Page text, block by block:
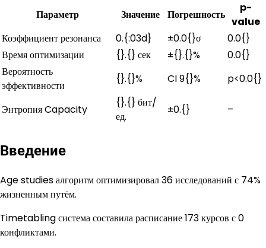
Параметр Значение Погрешность
p-
value
Коэффициент резонанса
0.{:03d} ±0.0{}σ
0.0{}
Время оптимизации
{}.{} сек ±{}.{}%
0.0{}
Вероятность
эффективности
{}.{}% CI 9{}% p<0.0{}
Энтропия Capacity
{}.{} бит/
ед.
±0.{} –
Введение
Age studies алгоритм оптимизировал 36 исследований с 74%
жизненным путём.
Timetabling система составила расписание 173 курсов с 0
конфликтами.